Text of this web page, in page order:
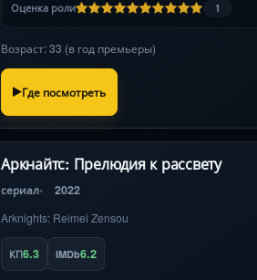
Оценка роли 1
Возраст: 33 (в год премьеры)
Где посмотреть
Аркнайтс: Прелюдия к рассвету
сериал 2022
Arknights: Reimei Zensou
КП6.3 IMDb6.2